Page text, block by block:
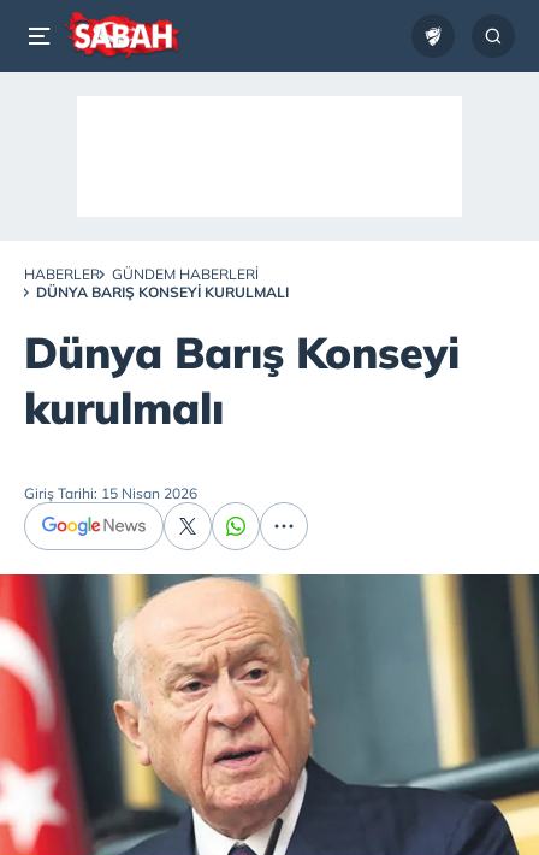
HABERLER
GÜNDEM HABERLERI
DÜNYA BARIŞ KONSEYI KURULMALI
Dünya Barış Konseyi
kurulmalı
Giriş Tarihi: 15 Nisan 2026